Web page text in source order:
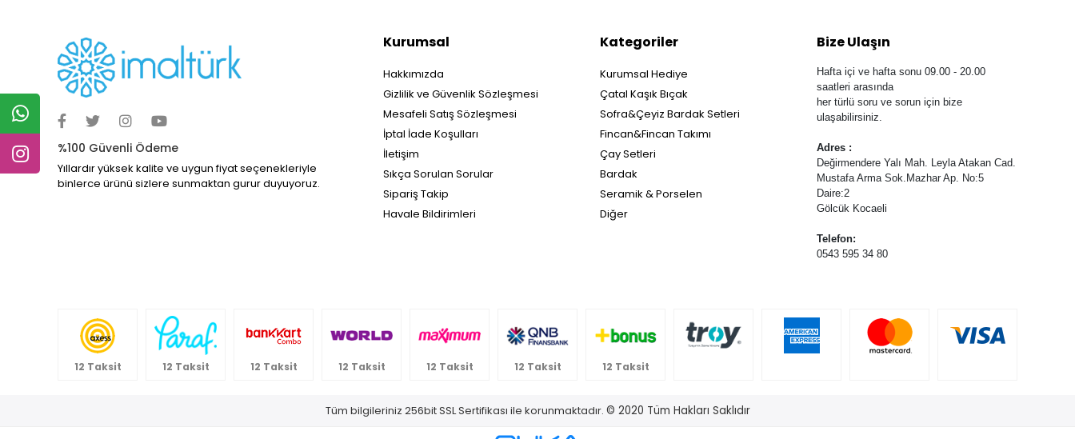
%100 Güvenli Ödeme
Yıllardır yüksek kalite ve uygun fiyat seçenekleriyle
binlerce ürünü sizlere sunmaktan gurur duyuyoruz.
Kurumsal
Hakkımızda
Gizlilik ve Güvenlik Sözleşmesi
Mesafeli Satış Sözleşmesi
İptal İade Koşulları
İletişim
Sıkça Sorulan Sorular
Sipariş Takip
Havale Bildirimleri
Kategoriler
Kurumsal Hediye
Çatal Kaşık Bıçak
Sofra&Çeyiz Bardak Setleri
Fincan&Fincan Takımı
Çay Setleri
Bardak
Seramik & Porselen
Diğer
Bize Ulaşın
Hafta içi ve hafta sonu 09.00 - 20.00
saatleri arasında
her türlü soru ve sorun için bize
ulaşabilirsiniz.
Adres :
Değirmendere Yalı Mah. Leyla Atakan Cad.
Mustafa Arma Sok.Mazhar Ap. No:5
Daire:2
Gölcük Kocaeli
Telefon:
0543 595 34 80
12 Taksit 12 Taksit 12 Taksit 12 Taksit 12 Taksit 12 Taksit 12 Taksit
Tüm bilgileriniz 256bit SSL Sertifikası ile korunmaktadır. © 2020 Tüm Hakları Saklıdır